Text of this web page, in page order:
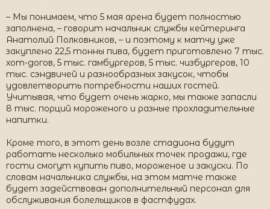
– Мы понимаем, что 5 мая арена будет полностью
заполнена, – говорит начальник службы кейтеринга
Анатолий Полковников, – и поэтому к матчу уже
закуплено 22,5 тонны пива, будет приготовлено 7 тыс.
хот-догов, 5 тыс. гамбургеров, 5 тыс. чизбургеров, 10
тыс. сэндвичей и разнообразных закусок, чтобы
удовлетворить потребности наших гостей.
Учитывая, что будет очень жарко, мы также запасли
8 тыс. порций мороженого и разные прохладительные
напитки.
Кроме того, в этот день возле стадиона будут
работать несколько мобильных точек продажи, где
гости смогут купить пиво, мороженое и закуски. По
словам начальника службы, на этом матче также
будет задействован дополнительный персонал для
обслуживания болельщиков в фастфудах.